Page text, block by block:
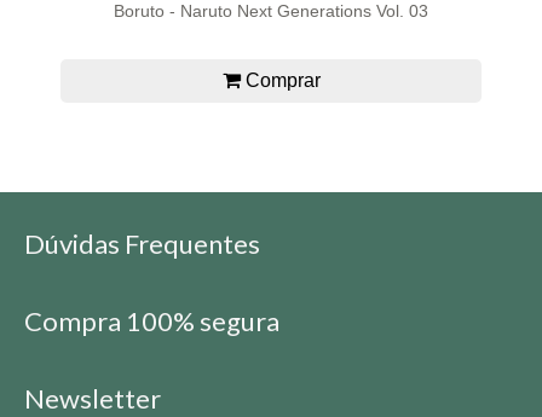
Boruto - Naruto Next Generations Vol. 03
Comprar
Dúvidas Frequentes
Compra 100% segura
Newsletter